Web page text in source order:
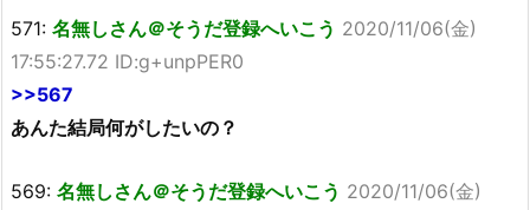
571: 名無しさん＠そうだ登録へいこう 2020/11/06(金)
17:55:27.72 ID:g+unpPER0
>>567
あんた結局何がしたいの？
569: 名無しさん＠そうだ登録へいこう 2020/11/06(金)